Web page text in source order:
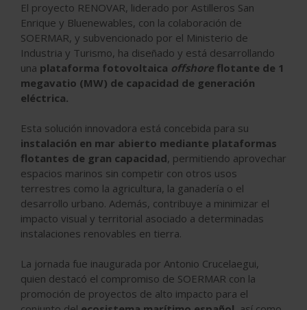
El proyecto RENOVAR, liderado por Astilleros San
Enrique y Bluenewables, con la colaboración de
SOERMAR, y subvencionado por el Ministerio de
Industria y Turismo, ha diseñado y está desarrollando
una plataforma fotovoltaica offshore flotante de 1
megavatio (MW) de capacidad de generación
eléctrica.
Esta solución innovadora está concebida para su
instalación en mar abierto mediante plataformas
flotantes de gran capacidad, permitiendo aprovechar
espacios marinos sin competir con otros usos
terrestres como la agricultura, la ganadería o el
desarrollo urbano. Además, contribuye a minimizar el
impacto visual y territorial asociado a determinadas
instalaciones renovables en tierra.
La jornada fue inaugurada por Antonio Crucelaegui,
quien destacó el compromiso de SOERMAR con la
promoción de proyectos de alto impacto para el